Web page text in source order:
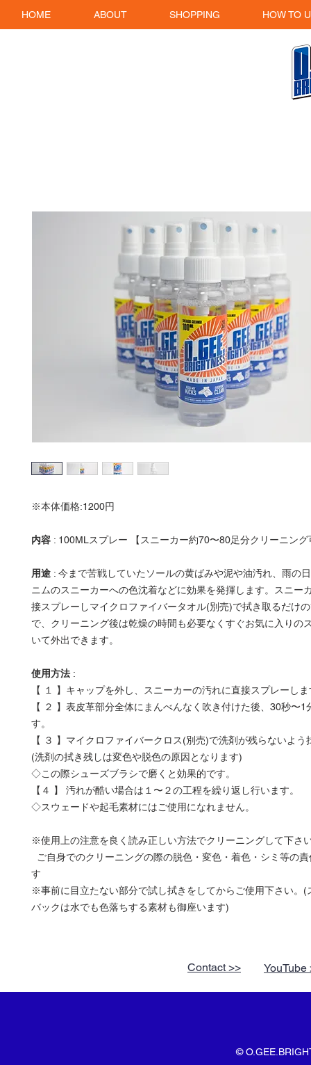
HOME ABOUT SHOPPING HOW TO
※本体価格:1200円
内容 : 100MLスプレー 【スニーカー約70〜80足分クリーニング
用途 : 今まで苦戦していたソールの黄ばみや泥や油汚れ、雨の
ニムのスニーカーへの色沈着などに効果を発揮します。スニー
接スプレーしマイクロファイバータオル(別売)で拭き取るだけ
で、クリーニング後は乾燥の時間も必要なくすぐお気に入りの
いて外出できます。
使用方法 :
【 １ 】キャップを外し、スニーカーの汚れに直接スプレーし
【 ２ 】表皮革部分全体にまんべんなく吹き付けた後、30秒〜1
す。
【 ３ 】マイクロファイバークロス(別売)で洗剤が残らないよう
(洗剤の拭き残しは変色や脱色の原因となります)
◇この際シューズブラシで磨くと効果的です。
【４ 】 汚れが酷い場合は１〜２の工程を繰り返し行います。
◇スウェードや起毛素材にはご使用になれません。
※使用上の注意を良く読み正しい方法でクリーニングして下さ
ご自身でのクリーニングの際の脱色・変色・着色・シミ等の
す
※事前に目立たない部分で試し拭きをしてからご使用下さい。(
バックは水でも色落ちする素材も御座います)
Contact >> YouTube
©